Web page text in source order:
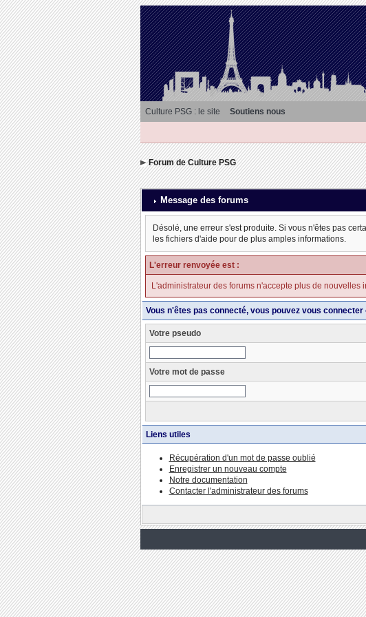
Culture PSG : le site Soutiens nous
Forum de Culture PSG
Message des forums
Désolé, une erreur s'est produite. Si vous n'êtes pas
les fichiers d'aide pour de plus amples informations.
L'erreur renvoyée est :
L'administrateur des forums n'accepte plus de nouvelles
Vous n'êtes pas connecté, vous pouvez vous connecter
Votre pseudo
Votre mot de passe
Liens utiles
Récupération d'un mot de passe oublié
Enregistrer un nouveau compte
Notre documentation
Contacter l'administrateur des forums